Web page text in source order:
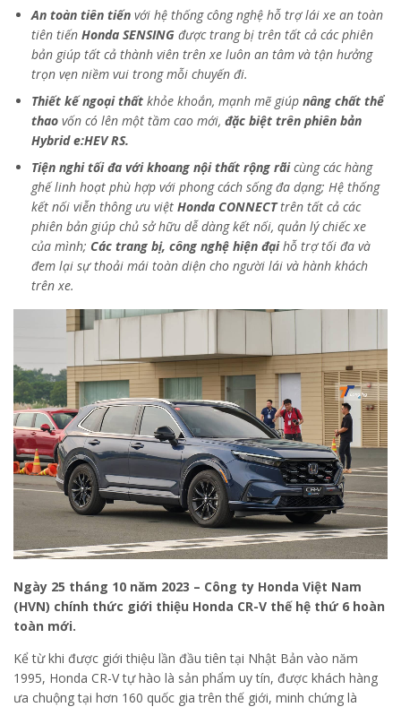
An toàn tiên tiến với hệ thống công nghệ hỗ trợ lái xe an toàn
tiên tiến Honda SENSING được trang bị trên tất cả các phiên
bản giúp tất cả thành viên trên xe luôn an tâm và tận hưởng
trọn vẹn niềm vui trong mỗi chuyến đi.
Thiết kế ngoại thất khỏe khoắn, mạnh mẽ giúp nâng chất thể
thao vốn có lên một tầm cao mới, đặc biệt trên phiên bản
Hybrid e:HEV RS.
Tiện nghi tối đa với khoang nội thất rộng rãicùng các hàng
ghế linh hoạt phù hợp với phong cách sống đa dạng; Hệ thống
kết nối viễn thông ưu việt Honda CONNECTtrên tất cả các
phiên bản giúp chủ sở hữu dễ dàng kết nối, quản lý chiếc xe
của mình; Các trang bị, công nghệ hiện đạihỗ trợ tối đa và
đem lại sự thoải mái toàn diện cho người lái và hành khách
trên xe.
Ngày 25 tháng 10 năm 2023 – Công ty Honda Việt Nam
(HVN) chính thức giới thiệu Honda CR-V thế hệ thứ 6 hoàn
toàn mới.
Kể từ khi được giới thiệu lần đầu tiên tại Nhật Bản vào năm
1995, Honda CR-V tự hào là sản phẩm uy tín, được khách hàng
ưa chuộng tại hơn 160 quốc gia trên thế giới, minh chứng là